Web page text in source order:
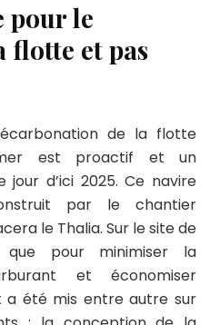
pour le
flotte et pas
de la flotte
est proactif et un
d’ici 2025. Ce navire
par le chantier
le Thalia. Sur le site de
pour minimiser la
et économiser
a été mis entre autre sur